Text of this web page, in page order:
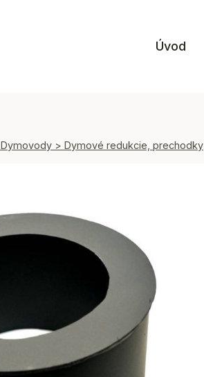
Úvod
Dymovody > Dymové redukcie, prechodky